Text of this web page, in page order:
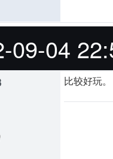
09-04
比较好玩。